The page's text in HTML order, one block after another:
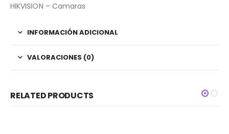
HIKVISION – Camaras
INFORMACIÓN ADICIONAL
VALORACIONES (0)
RELATED PRODUCTS